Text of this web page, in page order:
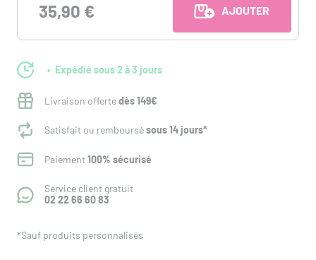
35,90 € AJOUTER AU
Expédié sous 2 à 3 jours
Livraison offertedès 149€
Satisfait ou remboursésous 14 jours*
Paiement100% sécurisé
Service client gratuit
02 22 66 60 83
*Sauf produits personnalisés